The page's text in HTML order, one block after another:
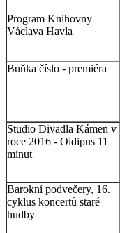
Program Knihovny
Václava Havla
Buňka číslo - premiéra
Studio Divadla Kámen v
roce 2016 - Oidipus 11
minut
Barokní podvečery, 16.
cyklus koncertů staré
hudby